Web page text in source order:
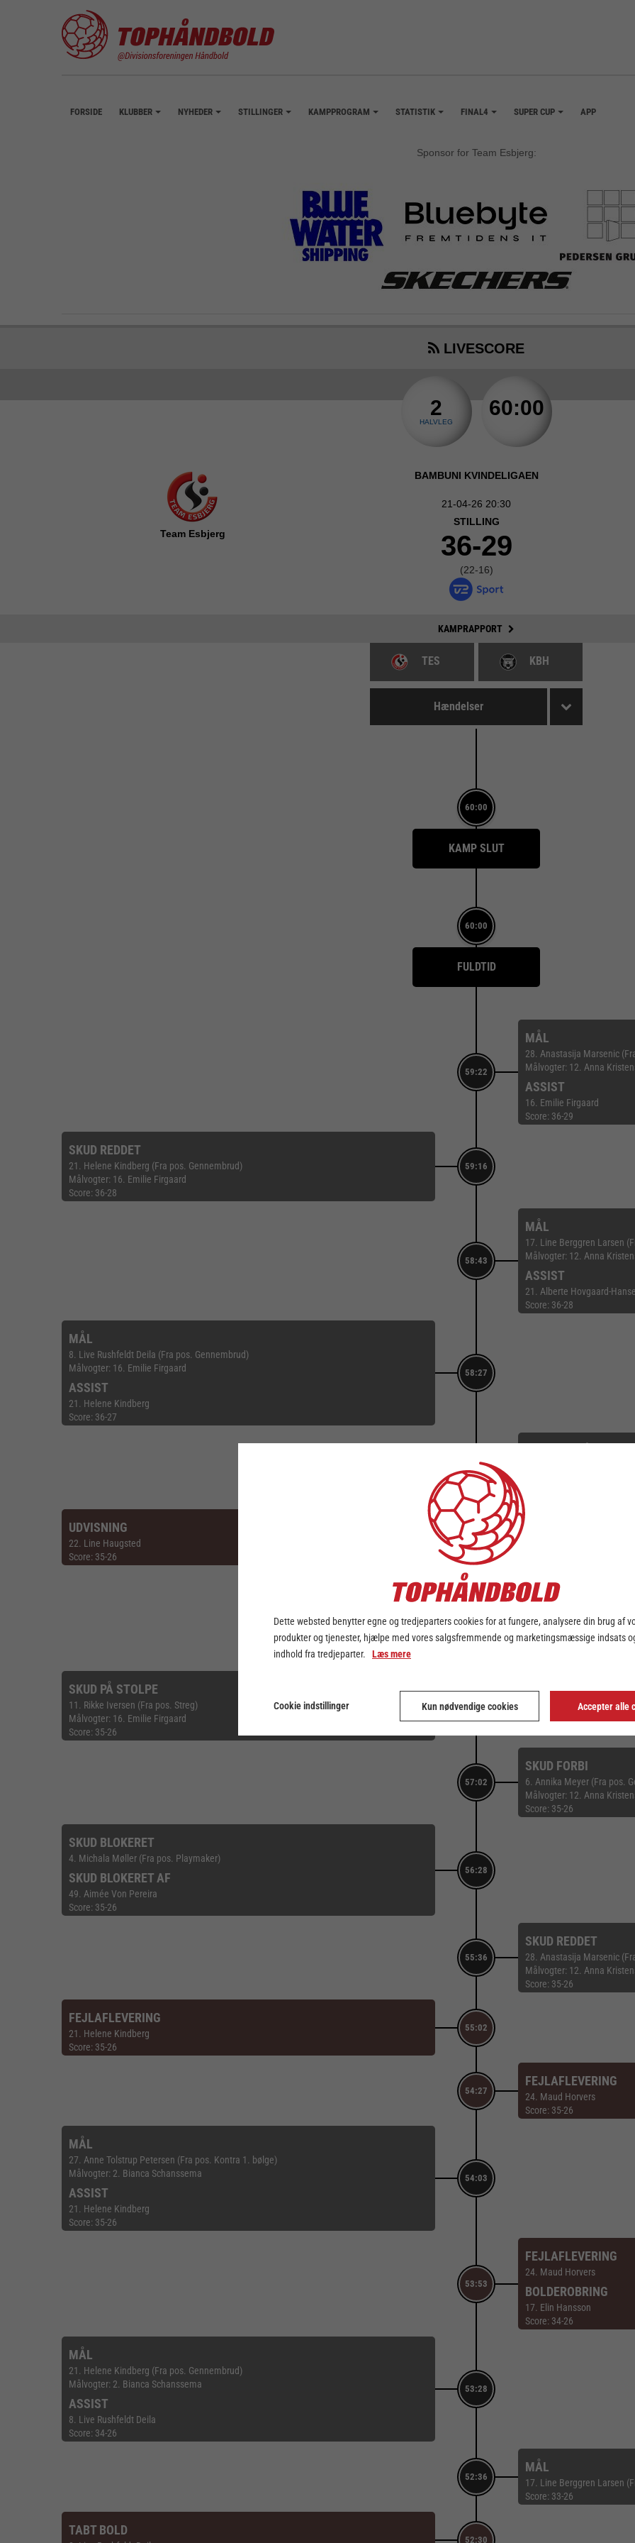
FORSIDE KLUBBER NYHEDER STILLINGER KAMPPROGRAM STATISTIK FINAL4 SUPER CUP APP
Sponsor for Team Esbjerg:
LIVESCORE
2
HALVLEG
60:00
Team Esbjerg
BAMBUNI KVINDELIGAEN
21-04-26 20:30
STILLING
36-29
(22-16)
KAMPRAPPORT
TES KBH
Hændelser
60:00
KAMP SLUT
60:00
FULDTID
59:22
MÅL
28. Anastasija Marsenic
Målvogter: 12. Anna
ASSIST
16. Emilie Firgaard
Score: 36-29
59:16
SKUD REDDET
21. Helene Kindberg (Fra pos. Gennembrud)
Målvogter: 16. Emilie Firgaard
Score: 36-28
58:43
MÅL
17. Line Berggren Larsen
Målvogter: 12. Anna
ASSIST
21. Alberte Hovgaard-
Score: 36-28
58:27
MÅL
8. Live Rushfeldt Deila (Fra pos. Gennembrud)
Målvogter: 16. Emilie Firgaard
ASSIST
21. Helene Kindberg
Score: 36-27
57:55
57:51
UDVISNING
22. Line Haugsted
Score: 35-26
57:51
TILKENDT STRAFFE
FORÅRSAGEDE
22. Line Haugsted
57:26
SKUD PÅ STOLPE
11. Rikke Iversen (Fra pos. Streg)
Målvogter: 16. Emilie Firgaard
Score: 35-26
57:02
SKUD FORBI
6. Annika Meyer (Fra pos.
Målvogter: 12. Anna
Score: 35-26
56:28
SKUD BLOKERET
4. Michala Møller (Fra pos. Playmaker)
SKUD BLOKERET AF
49. Aimée Von Pereira
Score: 35-26
55:36
SKUD REDDET
28. Anastasija Marsenic
Målvogter: 12. Anna
Score: 35-26
55:02
FEJLAFLEVERING
21. Helene Kindberg
Score: 35-26
54:27
FEJLAFLEVERING
24. Maud Horvers
Score: 35-26
54:03
MÅL
27. Anne Tolstrup Petersen (Fra pos. Kontra 1. bølge)
Målvogter: 2. Bianca Schanssema
ASSIST
21. Helene Kindberg
Score: 35-26
53:53
FEJLAFLEVERING
24. Maud Horvers
BOLDEROBRING
17. Elin Hansson
Score: 34-26
53:28
MÅL
21. Helene Kindberg (Fra pos. Gennembrud)
Målvogter: 2. Bianca Schanssema
ASSIST
8. Live Rushfeldt Deila
Score: 34-26
52:36
MÅL
17. Line Berggren Larsen
Score: 33-26
52:30
TABT BOLD
Dette websted benytter egne og tredjeparters cookies for at fungere, analysere din brug af
produkter og tjenester, hjælpe med vores salgsfremmende og marketingsmæssige indsats
indhold fra tredjeparter. Læs mere
Cookie indstillinger Kun nødvendige cookies Accepter alle